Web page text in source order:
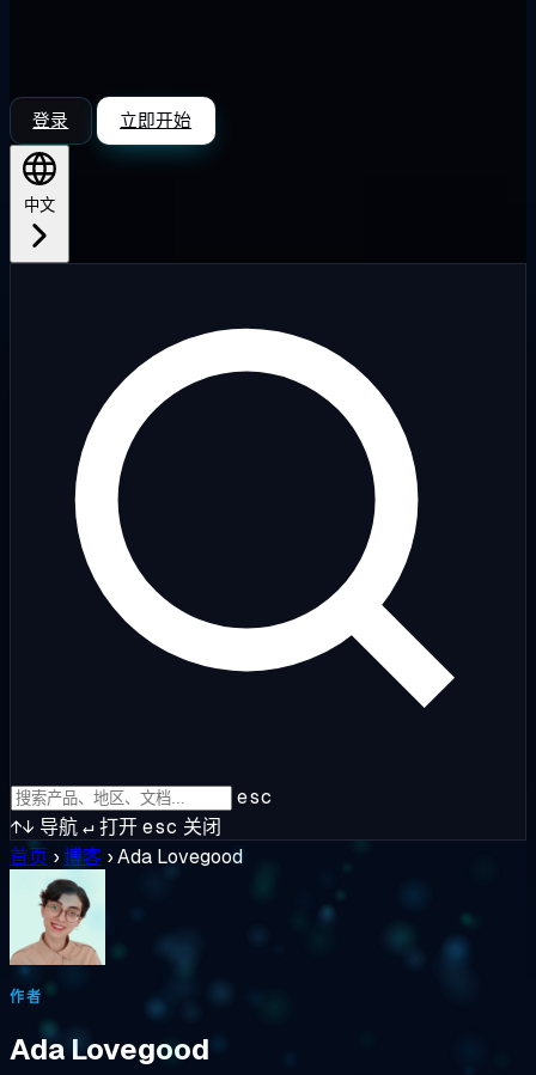
登录 立即开始
中文
esc
↑↓ 导航↵打开esc 关闭
首页 ›博客 ›Ada Lovegood
作者
Ada Lovegood